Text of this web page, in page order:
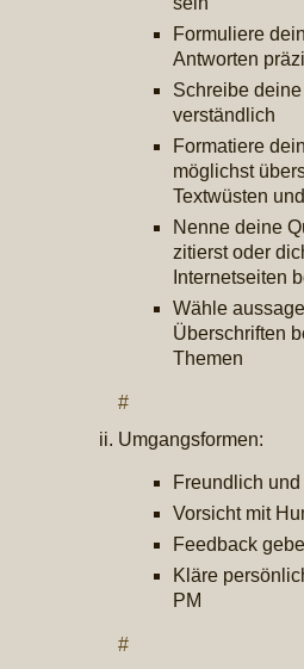
Formuliere
Antworten
Schreibe
verständlich
Formatiere
möglichst
Textwüsten
Nenne deine
zitierst oder
Internetseiten
Wähle
Überschriften
Themen
#
Umgangsformen:
Freundlich
Vorsicht mit
Feedback
Kläre
PM
#